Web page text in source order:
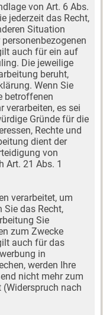
von Art. 6 Abs.
jederzeit das Recht,
Situation
auch für ein auf
Die jeweilige
beruht,
Wenn Sie
betroffenen
verarbeiten, es sei
Gründe für die
Rechte und
dient der
von
Art. 21 Abs. 1
verarbeitet, um
Sie das Recht,
Sie
zum Zwecke
auch für das
in
werden Ihre
nicht mehr zum
(Widerspruch nach